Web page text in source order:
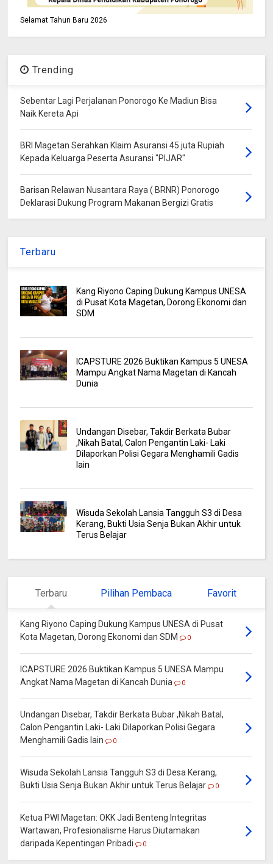
Selamat Tahun Baru 2026
Trending
Sebentar Lagi Perjalanan Ponorogo Ke Madiun Bisa
Naik Kereta Api
BRI Magetan Serahkan Klaim Asuransi 45 juta Rupiah
Kepada Keluarga Peserta Asuransi "PIJAR"
Barisan Relawan Nusantara Raya ( BRNR) Ponorogo
Deklarasi Dukung Program Makanan Bergizi Gratis
Terbaru
Kang Riyono Caping Dukung Kampus UNESA
di Pusat Kota Magetan, Dorong Ekonomi dan
SDM
ICAPSTURE 2026 Buktikan Kampus 5 UNESA
Mampu Angkat Nama Magetan di Kancah
Dunia
Undangan Disebar, Takdir Berkata Bubar
,Nikah Batal, Calon Pengantin Laki- Laki
Dilaporkan Polisi Gegara Menghamili Gadis
lain
Wisuda Sekolah Lansia Tangguh S3 di Desa
Kerang, Bukti Usia Senja Bukan Akhir untuk
Terus Belajar
Terbaru Pilihan Pembaca Favorit
Kang Riyono Caping Dukung Kampus UNESA di Pusat
Kota Magetan, Dorong Ekonomi dan SDM
0
ICAPSTURE 2026 Buktikan Kampus 5 UNESA Mampu
Angkat Nama Magetan di Kancah Dunia
0
Undangan Disebar, Takdir Berkata Bubar ,Nikah Batal,
Calon Pengantin Laki- Laki Dilaporkan Polisi Gegara
Menghamili Gadis lain
0
Wisuda Sekolah Lansia Tangguh S3 di Desa Kerang,
Bukti Usia Senja Bukan Akhir untuk Terus Belajar
0
Ketua PWI Magetan: OKK Jadi Benteng Integritas
Wartawan, Profesionalisme Harus Diutamakan
daripada Kepentingan Pribadi
0